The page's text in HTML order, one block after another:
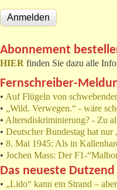
Abonnement
HIER finden Sie dazu alle
Fernschreiber-
• Auf Flügeln von
• „Wild. Verwegen.“ - wäre
• Altersdiskriminierung? - Zu
• Deutscher Bundestag hat nur
• 8. Mai 1945: Als in
• Jochen Mass: Der F1-
Das neueste Dutzend
• „Lido“ kann ein Strand –